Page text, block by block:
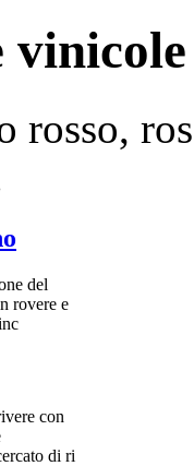
del
rovere e
con
di ri